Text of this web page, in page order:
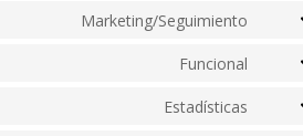
Marketing/Seguimiento
Funcional
Estadísticas